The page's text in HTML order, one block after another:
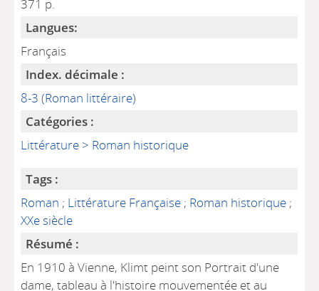
371 p.
Langues:
Français
Index. décimale :
8-3 (Roman littéraire)
Catégories :
Littérature > Roman historique
Tags :
Roman ; Littérature Française ; Roman historique ;
XXe siècle
Résumé :
En 1910 à Vienne, Klimt peint son Portrait d'une
dame, tableau à l'histoire mouvementée et au